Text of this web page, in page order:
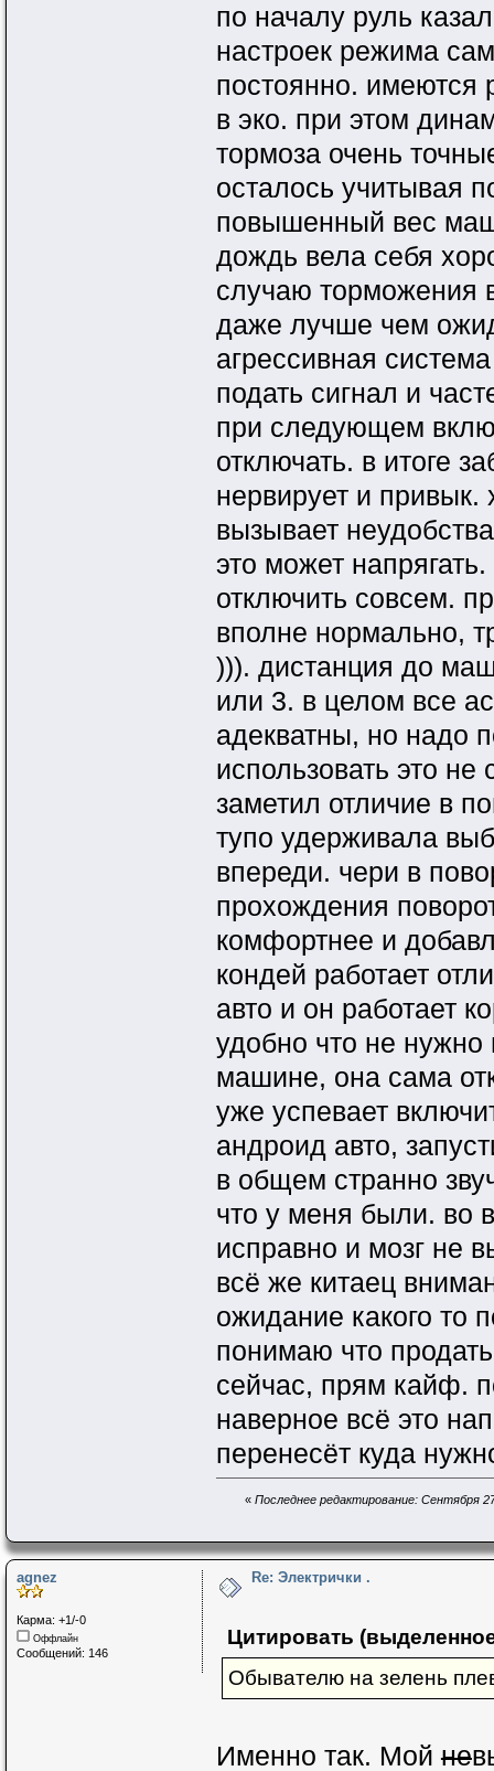
по началу руль
настроек режима
постоянно. имеются
в эко. при этом
тормоза очень
осталось учитывая
повышенный вес
дождь вела себя
случаю торможения
даже лучше чем
агрессивная
подать сигнал и
при следующем
отключать. в итоге
нервирует и привык.
вызывает
это может
отключить совсем.
вполне нормально,
))). дистанция до
или 3. в целом все
адекватны, но надо
использовать это не
заметил отличие в
тупо удерживала
впереди. чери в
прохождения
комфортнее и
кондей работает
авто и он работает
удобно что не нужно
машине, она сама
уже успевает
андроид авто,
в общем странно
что у меня были. во
исправно и мозг не
всё же китаец
ожидание какого то
понимаю что
сейчас, прям кайф.
наверное всё это
перенесёт куда
« Последнее редактирование: Сентября
agnez
Карма: +1/-0
Оффлайн
Сообщений: 146
Re: Электрички .
Цитировать
Обывателю на зелень
Именно так. Мойне